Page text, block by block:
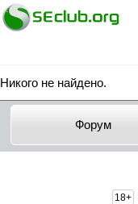
Никого не найдено.
Форум
18+